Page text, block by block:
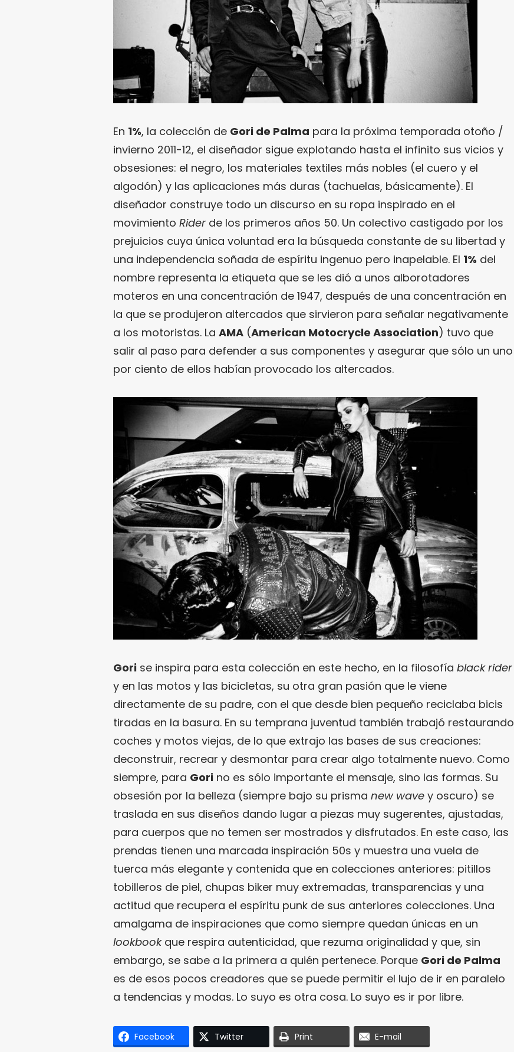
En 1%, la colección de Gori de Palma para la próxima temporada otoño /
invierno 2011-12, el diseñador sigue explotando hasta el infinito sus vicios y
obsesiones: el negro, los materiales textiles más nobles (el cuero y el
algodón) y las aplicaciones más duras (tachuelas, básicamente). El
diseñador construye todo un discurso en su ropa inspirado en el
movimiento Rider de los primeros años 50. Un colectivo castigado por los
prejuicios cuya única voluntad era la búsqueda constante de su libertad y
una independencia soñada de espíritu ingenuo pero inapelable. El 1% del
nombre representa la etiqueta que se les dió a unos alborotadores
moteros en una concentración de 1947, después de una concentración en
la que se produjeron altercados que sirvieron para señalar negativamente
a los motoristas. La AMA (American Motocrycle Association) tuvo que
salir al paso para defender a sus componentes y asegurar que sólo un uno
por ciento de ellos habían provocado los altercados.
Gori se inspira para esta colección en este hecho, en la filosofía black rider
y en las motos y las bicicletas, su otra gran pasión que le viene
directamente de su padre, con el que desde bien pequeño reciclaba bicis
tiradas en la basura. En su temprana juventud también trabajó restaurando
coches y motos viejas, de lo que extrajo las bases de sus creaciones:
deconstruir, recrear y desmontar para crear algo totalmente nuevo. Como
siempre, para Gori no es sólo importante el mensaje, sino las formas. Su
obsesión por la belleza (siempre bajo su prisma new wave y oscuro) se
traslada en sus diseños dando lugar a piezas muy sugerentes, ajustadas,
para cuerpos que no temen ser mostrados y disfrutados. En este caso, las
prendas tienen una marcada inspiración 50s y muestra una vuela de
tuerca más elegante y contenida que en colecciones anteriores: pitillos
tobilleros de piel, chupas biker muy extremadas, transparencias y una
actitud que recupera el espíritu punk de sus anteriores colecciones. Una
amalgama de inspiraciones que como siempre quedan únicas en un
lookbookque respira autenticidad, que rezuma originalidad y que, sin
embargo, se sabe a la primera a quién pertenece. Porque Gori de Palma
es de esos pocos creadores que se puede permitir el lujo de ir en paralelo
a tendencias y modas. Lo suyo es otra cosa. Lo suyo es ir por libre.
Facebook Twitter Print E-mail